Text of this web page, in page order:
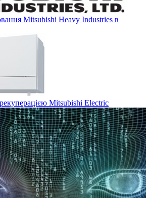
Mitsubishi Heavy Industries в
Mitsubishi Electric